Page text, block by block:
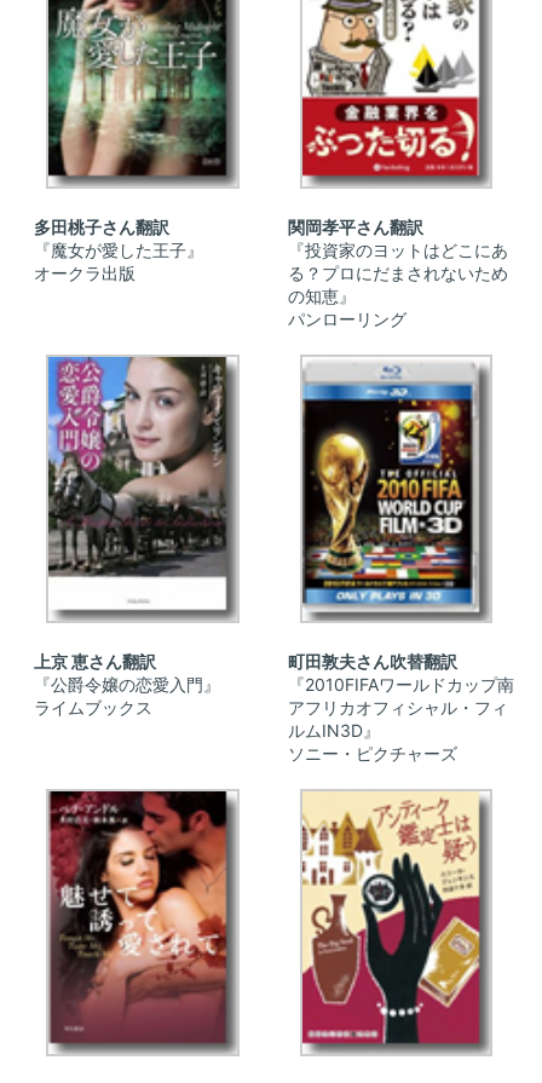
多田桃子さん翻訳
『魔女が愛した王子』
オークラ出版
関岡孝平さん翻訳
『投資家のヨットはどこにあ
る？プロにだまされないため
の知恵』
パンローリング
上京 恵さん翻訳
『公爵令嬢の恋愛入門』
ライムブックス
町田敦夫さん吹替翻訳
『2010FIFAワールドカップ南
アフリカオフィシャル・フィ
ルムIN3D』
ソニー・ピクチャーズ